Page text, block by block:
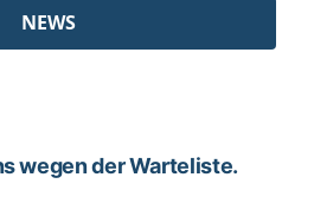
NEWS
wegen der Warteliste.